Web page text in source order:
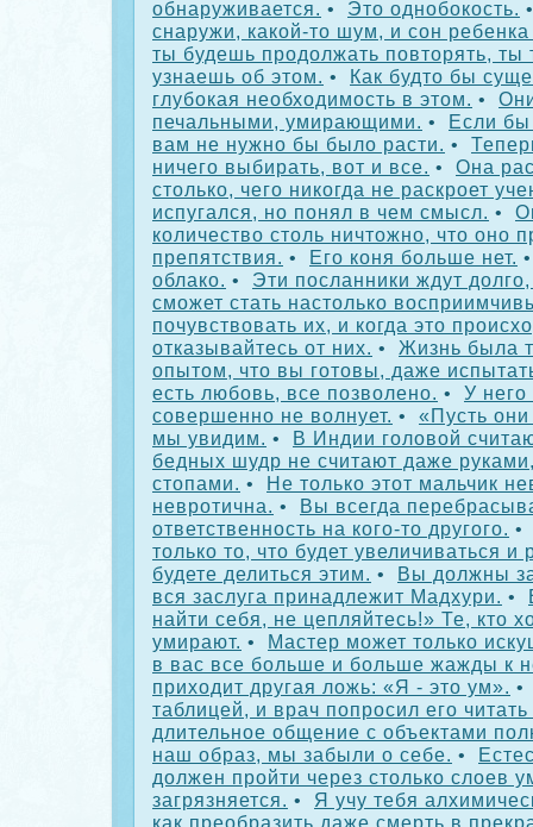
обнаруживается. • Это однобокость.
снаружи, какой-то шум, и сон
ты будешь продолжать повторять, ты
узнаешь об этом. • Как будто бы
глубокая необходимость в этом. •
печальными, умирающими. • Если
вам не нужно бы было расти. •
ничего выбирать, вот и все. • Она
столько, чего никогда не раскроет
испугался, но понял в чем смысл. •
количество столь ничтожно, что оно
препятствия. • Его коня больше нет.
облако. • Эти посланники ждут
сможет стать настолько
почувствовать их, и когда это
отказывайтесь от них. • Жизнь была
опытом, что вы готовы, даже
есть любовь, все позволено. • У него
совершенно не волнует. • «Пусть
мы увидим. • В Индии головой
бедных шудр не считают даже
стопами. • Не только этот мальчик
невротична. • Вы всегда
ответственность на кого-то другого.
только то, что будет увеличиваться и
будете делиться этим. • Вы должны
вся заслуга принадлежит Мадхури. •
найти себя, не цепляйтесь!» Те, кто
умирают. • Мастер может только
в вас все больше и больше жажды к
приходит другая ложь: «Я - это ум».
таблицей, и врач попросил его читать
длительное общение с объектами
наш образ, мы забыли о себе. •
должен пройти через столько слоев
загрязняется. • Я учу тебя
как преобразить даже смерть в